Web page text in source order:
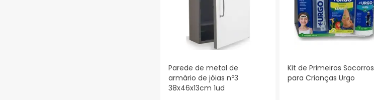
Parede de metal de
armário de jóias nº3
38x46x13cm 1ud
Kit de Primeiros Socorros
para Crianças Urgo